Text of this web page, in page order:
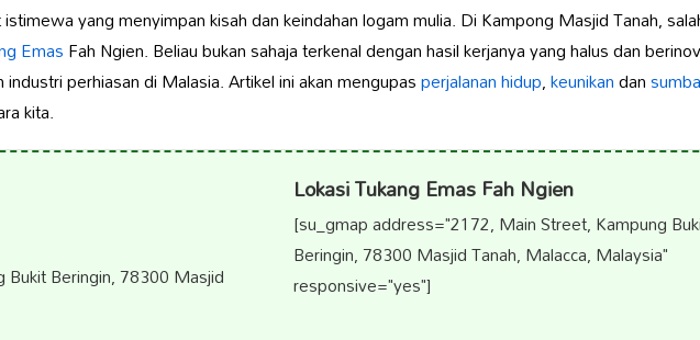
yang menyimpan kisah dan keindahan logam mulia. Di Kampong Masjid Tanah,
EmasFah Ngien. Beliau bukan sahaja terkenal dengan hasil kerjanya yang halus dan
perhiasan di Malasia. Artikel ini akan mengupasperjalanan hidup,keunikandan
kita.
Beringin, 78300 Masjid
Lokasi Tukang Emas Fah Ngien
[su_gmap address="2172, Main Street, Kampung
Beringin, 78300 Masjid Tanah, Malacca, Malaysia"
responsive="yes"]